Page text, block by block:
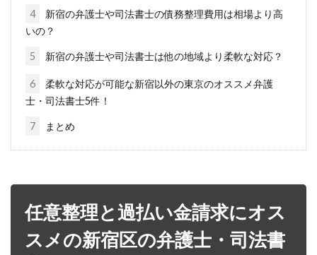
4
新宿の弁護士や司法書士の債務整理費用は相場より高
いの？
5 新宿の弁護士や司法書士は他の地域より柔軟な対応？
6
柔軟な対応が可能な新宿以外の東京のオススメ弁護
士・司法書士5件！
7 まとめ
任意整理と過払い金請求にオス
スメの新宿区の弁護士・司法書